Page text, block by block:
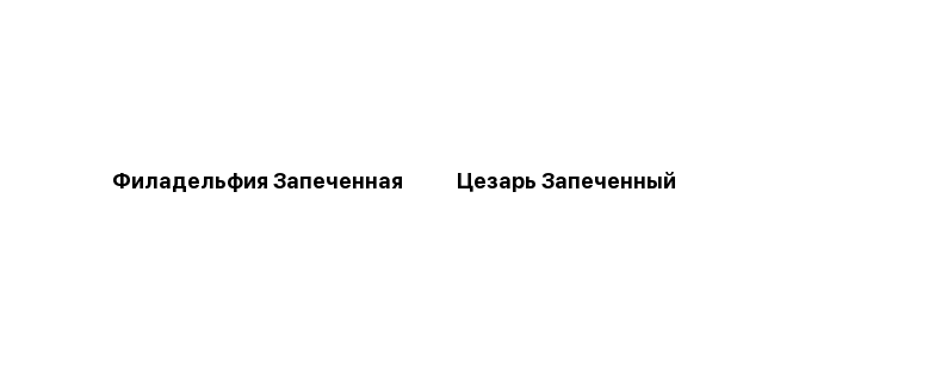
Филадельфия Запеченная Цезарь Запеченный